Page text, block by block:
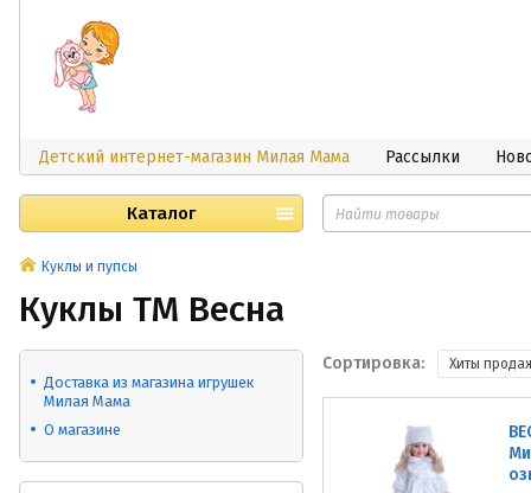
Детский интернет-магазин Милая Мама Рассылки
Каталог
Куклы и пупсы
Куклы ТМ Весна
Доставка из магазина игрушек
Милая Мама
О магазине
Сортировка: Хиты